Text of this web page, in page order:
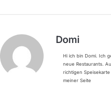
Domi
Hi ich bin Domi. Ich
neue Restaurants.
richtigen
meiner Seite